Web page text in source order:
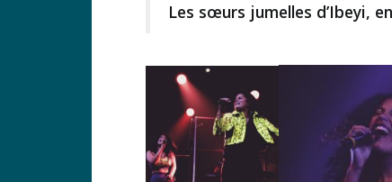
Les sœurs jumelles d’Ibeyi,